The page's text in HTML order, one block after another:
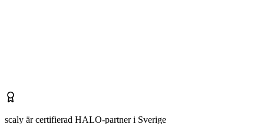
scaly är certifierad HALO-partner i Sverige